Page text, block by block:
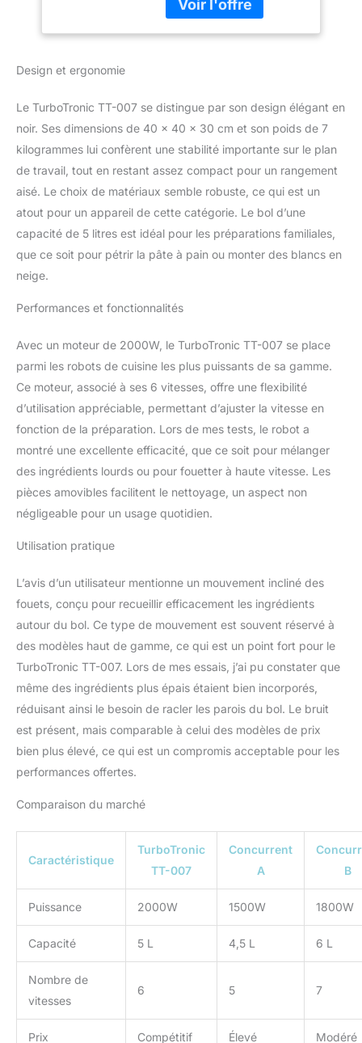
planétaire incliné ultra
éclaboussures
Design et ergonomie
Le TurboTronic TT-007 se distingue par son design élégant en
noir. Ses dimensions de 40 x 40 x 30 cm et son poids de 7
kilogrammes lui confèrent une stabilité importante sur le plan
de travail, tout en restant assez compact pour un rangement
aisé. Le choix de matériaux semble robuste, ce qui est un
atout pour un appareil de cette catégorie. Le bol d’une
capacité de 5 litres est idéal pour les préparations familiales,
que ce soit pour pétrir la pâte à pain ou monter des blancs en
neige.
Performances et fonctionnalités
Avec un moteur de 2000W, le TurboTronic TT-007 se place
parmi les robots de cuisine les plus puissants de sa gamme.
Ce moteur, associé à ses 6 vitesses, offre une flexibilité
d’utilisation appréciable, permettant d’ajuster la vitesse en
fonction de la préparation. Lors de mes tests, le robot a
montré une excellente efficacité, que ce soit pour mélanger
des ingrédients lourds ou pour fouetter à haute vitesse. Les
pièces amovibles facilitent le nettoyage, un aspect non
négligeable pour un usage quotidien.
Utilisation pratique
L’avis d’un utilisateur mentionne un mouvement incliné des
fouets, conçu pour recueillir efficacement les ingrédients
autour du bol. Ce type de mouvement est souvent réservé à
des modèles haut de gamme, ce qui est un point fort pour le
TurboTronic TT-007. Lors de mes essais, j’ai pu constater que
même des ingrédients plus épais étaient bien incorporés,
réduisant ainsi le besoin de racler les parois du bol. Le bruit
est présent, mais comparable à celui des modèles de prix
bien plus élevé, ce qui est un compromis acceptable pour les
performances offertes.
Comparaison du marché
Caractéristique
TurboTronic
TT-007
Concurrent
A
B
Puissance 2000W 1500W 1800W
Capacité 5 L 4,5 L 6 L
Nombre de
vitesses
6 5 7
Prix Compétitif Élevé Modéré